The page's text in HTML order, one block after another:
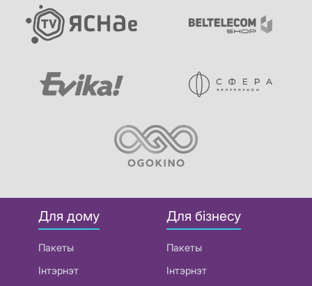
Для дому
Пакеты
Інтэрнэт
Для бізнесу
Пакеты
Інтэрнэт